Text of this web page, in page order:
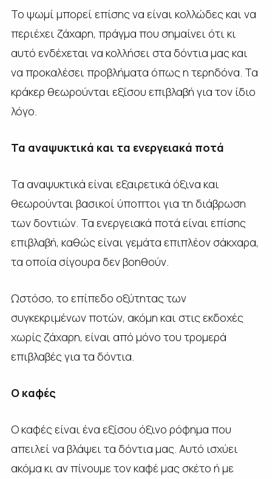
Το ψωμί μπορεί επίσης να είναι κολλώδες και να
περιέχει ζάχαρη, πράγμα που σημαίνει ότι κι
αυτό ενδέχεται να κολλήσει στα δόντια μας και
να προκαλέσει προβλήματα όπως η τερηδόνα. Τα
κράκερ θεωρούνται εξίσου επιβλαβή για τον ίδιο
λόγο.
Τα αναψυκτικά και τα ενεργειακά ποτά
Τα αναψυκτικά είναι εξαιρετικά όξινα και
θεωρούνται βασικοί ύποπτοι για τη διάβρωση
των δοντιών. Τα ενεργειακά ποτά είναι επίσης
επιβλαβή, καθώς είναι γεμάτα επιπλέον σάκχαρα,
τα οποία σίγουρα δεν βοηθούν.
Ωστόσο, το επίπεδο οξύτητας των
συγκεκριμένων ποτών, ακόμη και στις εκδοχές
χωρίς ζάχαρη, είναι από μόνο του τρομερά
επιβλαβές για τα δόντια.
Ο καφές
Ο καφές είναι ένα εξίσου όξινο ρόφημα που
απειλεί να βλάψει τα δόντια μας. Αυτό ισχύει
ακόμα κι αν πίνουμε τον καφέ μας σκέτο ή με